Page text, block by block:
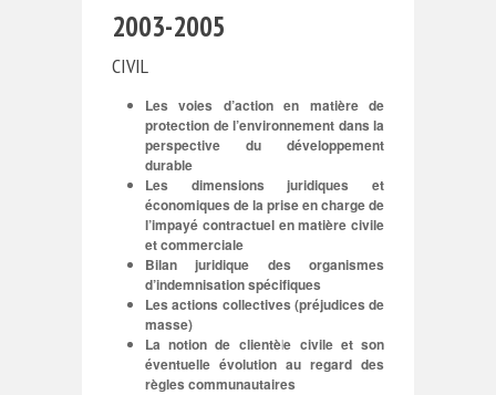
2003-2005
CIVIL
Les voies d’action en matière de
protection de l’environnement dans la
perspective du développement
durable
Les dimensions juridiques et
économiques de la prise en charge de
l’impayé contractuel en matière civile
et commerciale
Bilan juridique des organismes
d’indemnisation spécifiques
Les actions collectives (préjudices de
masse)
La notion de clientèle civile et son
éventuelle évolution au regard des
règles communautaires